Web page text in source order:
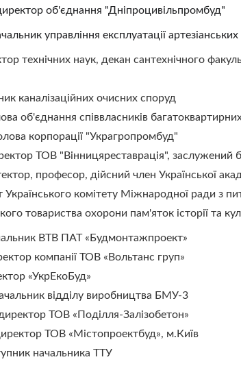
об'єднання
управління експлуатації
технічних наук, декан сантехнічного
каналізаційних очисних споруд
об'єднання співвласників
корпорації "Украгропромбуд"
ТОВ "Вінницяреставрація", заслужений
професор, дійсний член Української
комітету Міжнародної ради з
товариства охорони пам'яток історії
ВТВ ПАТ «Будмонтажпроект»
компанії ТОВ «Вольтанс груп»
«УкрЕкоБуд»
відділу виробництва БМУ-3
ТОВ «Поділля-Залізобетон»
ТОВ «Містопроектбуд», м.Київ
начальника ТТУ